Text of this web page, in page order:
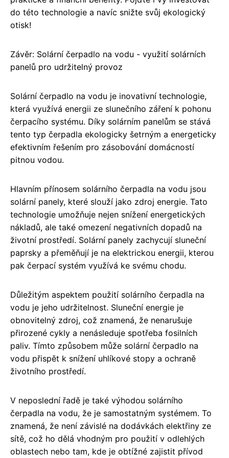
do této technologie a navíc snižte svůj ekologický
otisk!
Závěr: Solární čerpadlo na vodu - využití solárních
panelů pro udržitelný provoz
Solární čerpadlo na vodu je inovativní technologie,
která využívá energii ze slunečního záření k pohonu
čerpacího systému. Díky solárním panelům se stává
tento typ čerpadla ekologicky šetrným a energeticky
efektivním řešením pro zásobování domácností
pitnou vodou.
Hlavním přínosem solárního čerpadla na vodu jsou
solární panely, které slouží jako zdroj energie. Tato
technologie umožňuje nejen snížení energetických
nákladů, ale také omezení negativních dopadů na
životní prostředí. Solární panely zachycují sluneční
paprsky a přeměňují je na elektrickou energii, kterou
pak čerpací systém využívá ke svému chodu.
Důležitým aspektem použití solárního čerpadla na
vodu je jeho udržitelnost. Sluneční energie je
obnovitelný zdroj, což znamená, že nenarušuje
přirozené cykly a nenásleduje spotřeba fosilních
paliv. Tímto způsobem může solární čerpadlo na
vodu přispět k snížení uhlíkové stopy a ochraně
životního prostředí.
V neposlední řadě je také výhodou solárního
čerpadla na vodu, že je samostatným systémem. To
znamená, že není závislé na dodávkách elektřiny ze
sítě, což ho dělá vhodným pro použití v odlehlých
oblastech nebo tam, kde je obtížné zajistit přívod